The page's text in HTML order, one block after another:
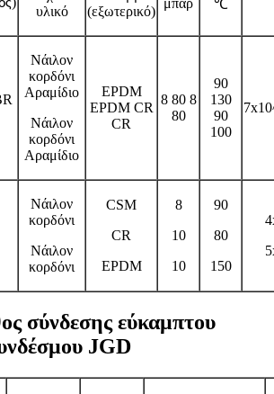
υλικό
(εξωτερικό)
μπαρ ℃
Νάιλον
κορδόνι
Αραμίδιο
Νάιλον
κορδόνι
Αραμίδιο
EPDM
EPDM CR
CR
8 80 8
80
90
130
90
100
Νάιλον
κορδόνι
Νάιλον
κορδόνι
CSM
CR
EPDM
8
10
10
90
80
150
σύνδεσης εύκαμπτου
JGD